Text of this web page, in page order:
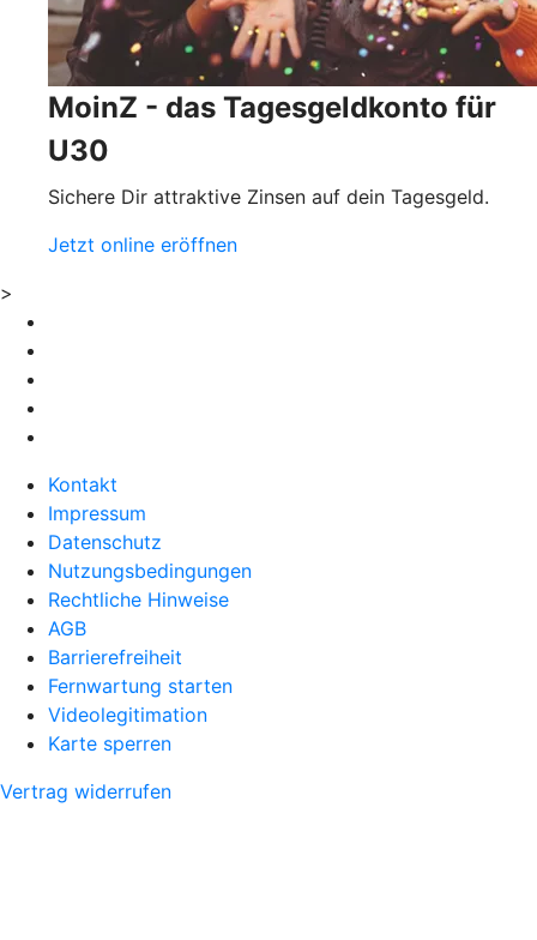
MoinZ - das Tagesgeldkonto für
U30
Sichere Dir attraktive Zinsen auf dein Tagesgeld.
Jetzt online eröffnen
>
Kontakt
Impressum
Datenschutz
Nutzungsbedingungen
Rechtliche Hinweise
AGB
Barrierefreiheit
Fernwartung starten
Videolegitimation
Karte sperren
Vertrag widerrufen